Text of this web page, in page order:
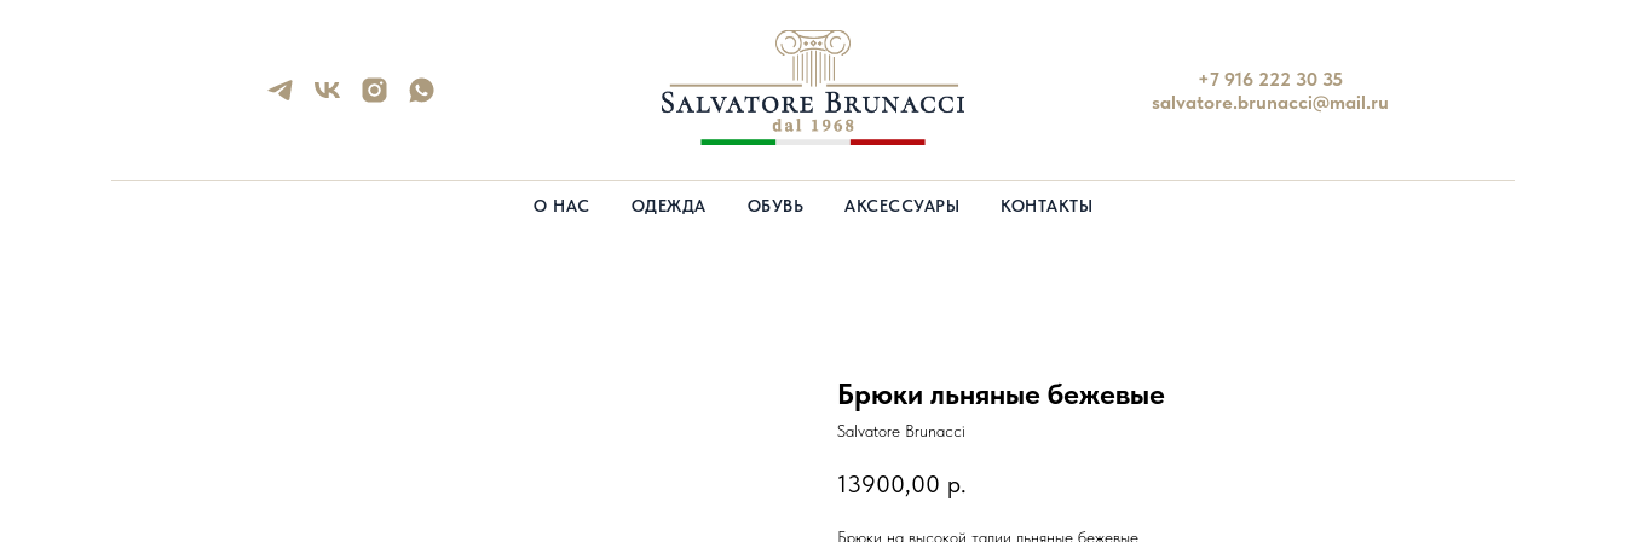
+7 916 222 30 35
salvatore.brunacci@mail.ru
О НАС ОДЕЖДА ОБУВЬ АКСЕССУАРЫ КОНТАКТЫ
Брюки льняные бежевые
Salvatore Brunacci
13900,00 р.
Брюки на высокой талии льняные бежевые